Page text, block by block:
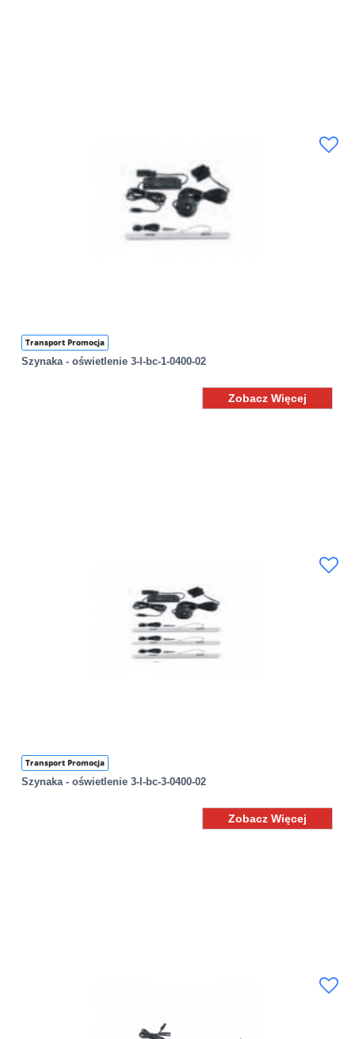
Transport Promocja
Szynaka - oświetlenie 3-l-bc-1-0400-02
Zobacz Więcej
Transport Promocja
Szynaka - oświetlenie 3-l-bc-3-0400-02
Zobacz Więcej